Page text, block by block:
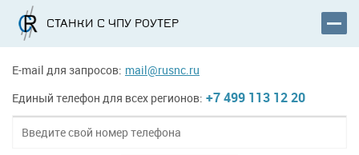
СТАНКИ С ЧПУ РОУТЕР
E-mail для запросов: mail@rusnc.ru
Единый телефон для всех регионов: +7 499 113 12 20